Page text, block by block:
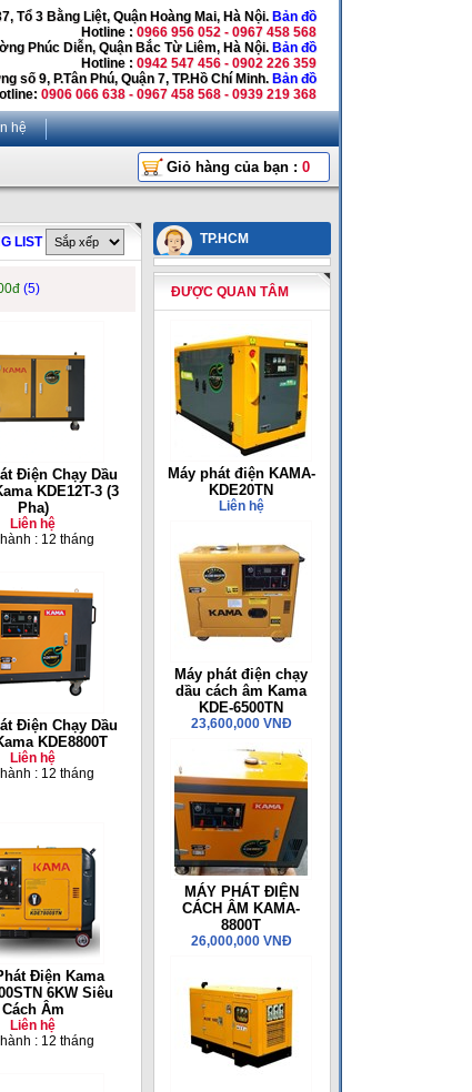
Tổ 3 Bằng Liệt, Quận Hoàng Mai, Hà Nội. Bản đồ
Hotline : 0966 956 052 - 0967 458 568
Phúc Diễn, Quận Bắc Từ Liêm, Hà Nội. Bản đồ
Hotline : 0942 547 456 - 0902 226 359
số 9, P.Tân Phú, Quận 7, TP.Hồ Chí Minh. Bản đồ
0906 066 638 - 0967 458 568 - 0939 219 368
hệ
Giỏ hàng của bạn : 0
LIST
(5)
Điện Chạy Dầu
KDE12T-3 (3
Pha)
Liên hệ
: 12 tháng
Điện Chạy Dầu
KDE8800T
Liên hệ
: 12 tháng
Điện Kama
6KW Siêu
Cách Âm
Liên hệ
: 12 tháng
TP.HCM
ĐƯỢC QUAN TÂM
Máy phát điện KAMA-
KDE20TN
Liên hệ
Máy phát điện chạy
dầu cách âm Kama
KDE-6500TN
23,600,000 VNĐ
MÁY PHÁT ĐIỆN
CÁCH ÂM KAMA-
8800T
26,000,000 VNĐ